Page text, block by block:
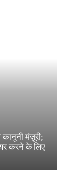
मंज़ूरी;
करने के लिए